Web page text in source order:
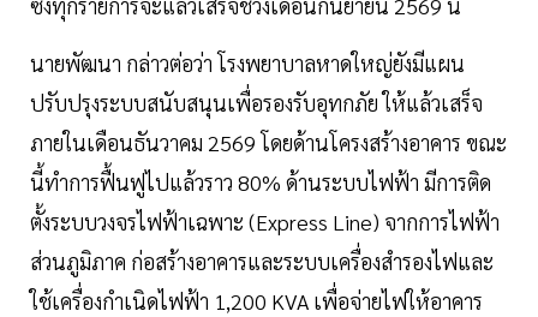
นายพัฒนา กล่าวต่อว่า โรงพยาบาลหาดใหญ่ยังมีแผน
ปรับปรุงระบบสนับสนุนเพื่อรองรับอุทกภัย ให้แล้วเสร็จ
ภายในเดือนธันวาคม 2569 โดยด้านโครงสร้างอาคาร ขณะ
นี้ทำการฟื้นฟูไปแล้วราว 80% ด้านระบบไฟฟ้า มีการติด
ตั้งระบบวงจรไฟฟ้าเฉพาะ (Express Line) จากการไฟฟ้า
ส่วนภูมิภาค ก่อสร้างอาคารและระบบเครื่องสำรองไฟและ
ใช้เครื่องกำเนิดไฟฟ้า 1,200 KVA เพื่อจ่ายไฟให้อาคาร